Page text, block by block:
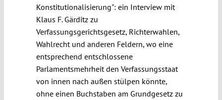
Konstitutionalisierung": ein Interview mit
Klaus F. Gärditz zu
Verfassungsgerichtsgesetz, Richterwahlen,
Wahlrecht und anderen Feldern, wo eine
entsprechend entschlossene
Parlamentsmehrheit den Verfassungsstaat
von innen nach außen stülpen könnte,
ohne einen Buchstaben am Grundgesetz zu